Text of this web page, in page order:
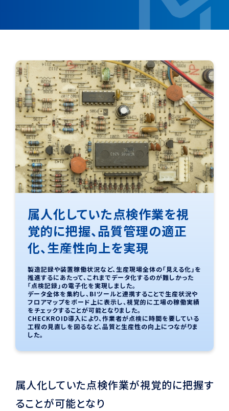
属人化していた点検作業を視
覚的に把握、品質管理の適正
化、生産性向上を実現
製造記録や装置稼働状況など、生産現場全体の「見える化」を
推進するにあたって、これまでデータ化するのが難しかった
「点検記録」の電子化を実現しました。
データ全体を集約し、BIツールと連携することで生産状況や
フロアマップをボード上に表示し、視覚的に工場の稼働実績
をチェックすることが可能となりました。
CHECKROID導入により、作業者が点検に時間を要している
工程の見直しを図るなど、品質と生産性の向上につながりま
した。
属人化していた点検作業が視覚的に把握す
ることが可能となり